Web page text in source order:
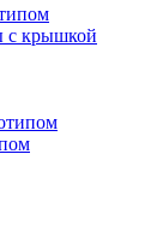
с крышкой